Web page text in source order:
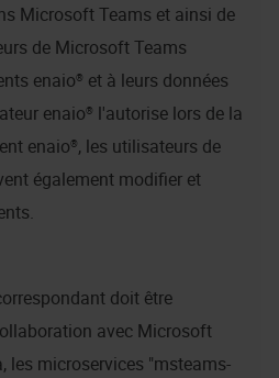
Microsoft Teams et ainsi de
de Microsoft Teams
enaio® et à leurs données
enaio® l'autorise lors de la
enaio®, les utilisateurs de
également modifier et
doit être
avec Microsoft
les microservices "msteams-